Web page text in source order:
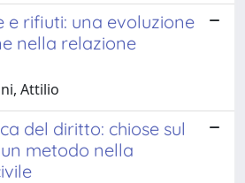
e rifiuti: una evoluzione
nella relazione
Attilio
del diritto: chiose sul
metodo nella